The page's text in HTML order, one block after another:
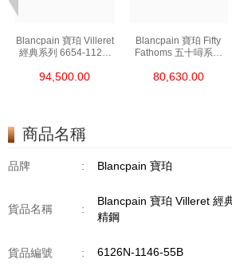
Blancpain 寶珀 Villeret
經典系列 6654-1127-
94,500.00
Blancpain 寶珀 Fifty
Fathoms 五十噚系列
80,630.00
商品名稱
品牌 : Blancpain 寶珀
貨品名稱 :
Blancpain 寶珀 Villeret 經
精鋼
貨品編號 : 6126N-1146-55B